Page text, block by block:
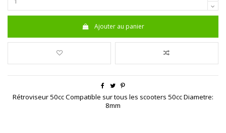
Ajouter au panier
Rétroviseur 50cc Compatible sur tous les scooters 50cc Diametre:
8mm